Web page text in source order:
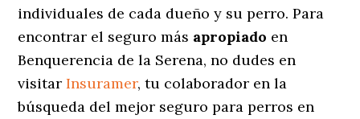
individuales de cada dueño y su perro. Para
encontrar el seguro más apropiado en
Benquerencia de la Serena, no dudes en
visitarInsuramer, tu colaborador en la
búsqueda del mejor seguro para perros en